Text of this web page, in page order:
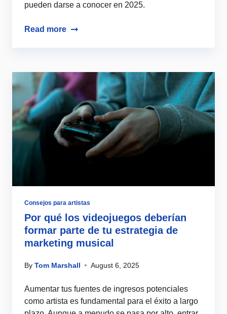
pueden darse a conocer en 2025.
Read more
Consejos para artistas
Por qué los videojuegos deberían
formar parte de tu estrategia de
marketing musical
By Tom Marshall August 6, 2025
Aumentar tus fuentes de ingresos potenciales
como artista es fundamental para el éxito a largo